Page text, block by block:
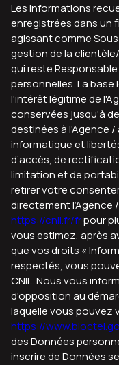
Les informations
enregistrées dans un
agissant comme
gestion de la
qui reste
personnelles. La
l'intérêt légitime de
conservées jusqu'à
destinées à l'Agence /
informatique et
d’accès, de
limitation et de
retirer votre
directement l’Agence
https://cnil.fr/frpour
vous estimez, après
que vos droits «
respectés, vous
CNIL. Nous vous
d'opposition au
laquelle vous pouvez
https://
des Données
inscrire de Données